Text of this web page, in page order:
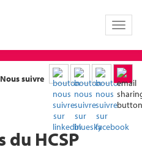
Toggle
Nous suivre
HCSP